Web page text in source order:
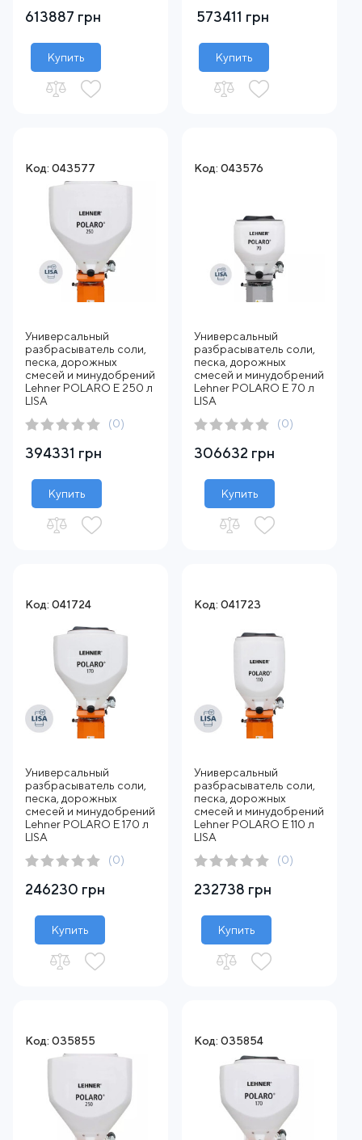
613887 грн
Купить
573411 грн
Купить
Код: 043577
Универсальный
разбрасыватель соли,
песка, дорожных
смесей и минудобрений
Lehner POLARO E 250 л
LISA
(0)
394331 грн
Купить
Код: 043576
Универсальный
разбрасыватель соли,
песка, дорожных
смесей и минудобрений
Lehner POLARO E 70 л
LISA
(0)
306632 грн
Купить
Код: 041724
Универсальный
разбрасыватель соли,
песка, дорожных
смесей и минудобрений
Lehner POLARO E 170 л
LISA
(0)
246230 грн
Купить
Код: 041723
Универсальный
разбрасыватель соли,
песка, дорожных
смесей и минудобрений
Lehner POLARO E 110 л
LISA
(0)
232738 грн
Купить
Код: 035855 Код: 035854